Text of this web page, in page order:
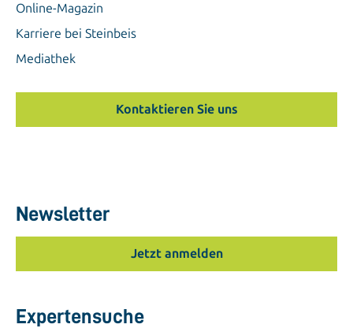
Online-Magazin
Karriere bei Steinbeis
Mediathek
Kontaktieren Sie uns
Newsletter
Jetzt anmelden
Expertensuche